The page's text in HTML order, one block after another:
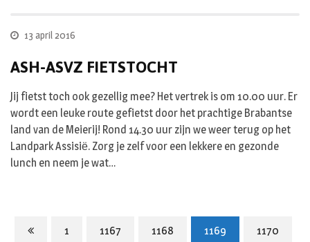
13 april 2016
ASH-ASVZ FIETSTOCHT
Jij fietst toch ook gezellig mee? Het vertrek is om 10.00 uur. Er
wordt een leuke route gefietst door het prachtige Brabantse
land van de Meierij! Rond 14.30 uur zijn we weer terug op het
Landpark Assisiё. Zorg je zelf voor een lekkere en gezonde
lunch en neem je wat…
1 1167 1168 1169 1170